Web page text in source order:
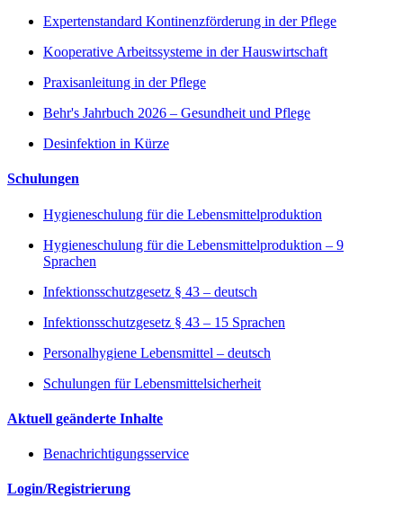
Expertenstandard Kontinenzförderung in der Pflege
Kooperative Arbeitssysteme in der Hauswirtschaft
Praxisanleitung in der Pflege
Behr's Jahrbuch 2026 – Gesundheit und Pflege
Desinfektion in Kürze
Schulungen
Hygieneschulung für die Lebensmittelproduktion
Hygieneschulung für die Lebensmittelproduktion – 9
Sprachen
Infektionsschutzgesetz § 43 – deutsch
Infektionsschutzgesetz § 43 – 15 Sprachen
Personalhygiene Lebensmittel – deutsch
Schulungen für Lebensmittelsicherheit
Aktuell geänderte Inhalte
Benachrichtigungsservice
Login/Registrierung